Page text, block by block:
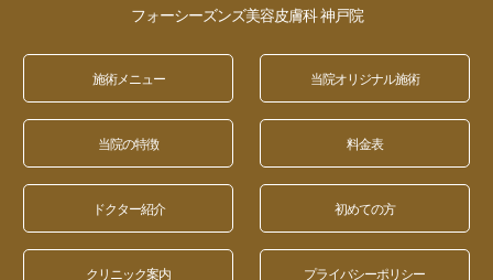
フォーシーズンズ美容皮膚科 神戸院
施術メニュー 当院オリジナル施術
当院の特徴 料金表
ドクター紹介 初めての方
クリニック案内 プライバシーポリシー